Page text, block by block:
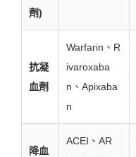
劑)
抗凝
血劑
Warfarin、R
ivaroxaba
n、Apixaba
n
降血
ACEI、AR